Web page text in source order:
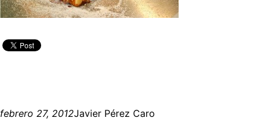
febrero 27, 2012Javier Pérez Caro